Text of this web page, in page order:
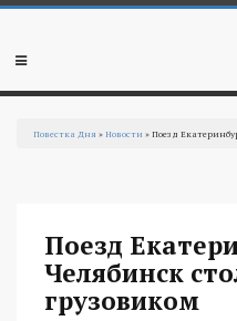
Перейти к основному содержанию
Мобильное
Повестка Дня »Новости » Поезд
Поезд
Челябинск
грузовиком